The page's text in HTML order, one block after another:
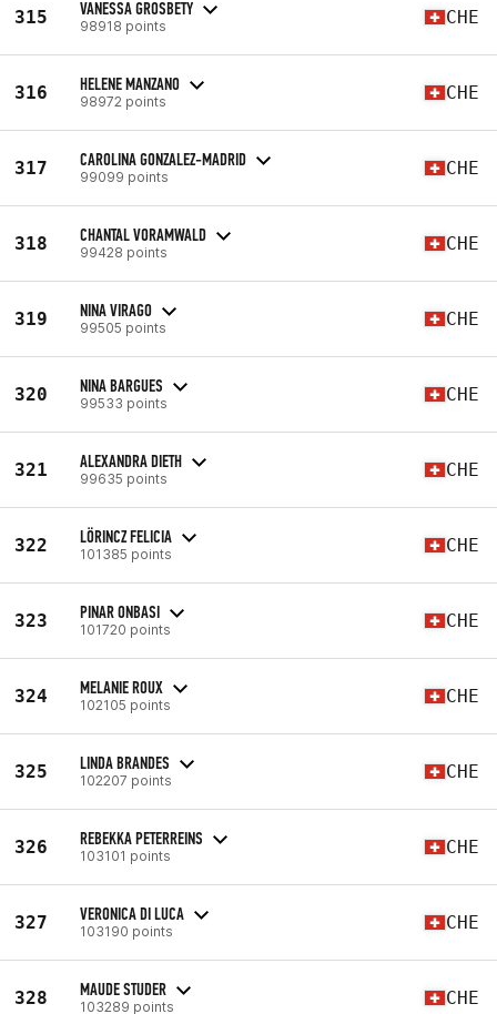
315 VANESSA GROSBETY
98918 points CHE
316 HELENE MANZANO
98972 points CHE
317 CAROLINA GONZALEZ-MADRID
99099 points CHE
318 CHANTAL VORAMWALD
99428 points CHE
319 NINA VIRAGO
99505 points CHE
320 NINA BARGUES
99533 points CHE
321 ALEXANDRA DIETH
99635 points CHE
322 LÖRINCZ FELICIA
101385 points CHE
323 PINAR ONBASI
101720 points CHE
324 MELANIE ROUX
102105 points CHE
325 LINDA BRANDES
102207 points CHE
326 REBEKKA PETERREINS
103101 points CHE
327 VERONICA DI LUCA
103190 points CHE
328 MAUDE STUDER
103289 points CHE